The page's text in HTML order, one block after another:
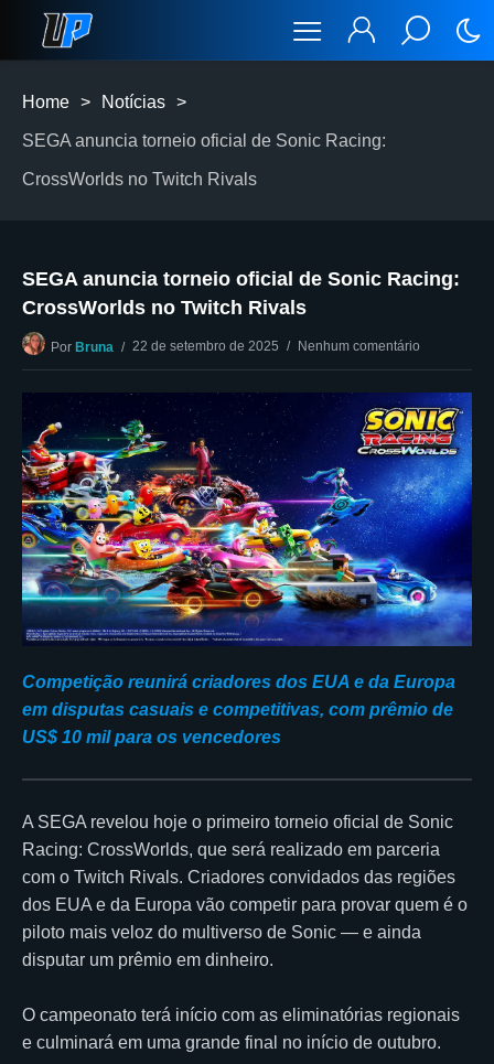
Home > Notícias >
SEGA anuncia torneio oficial de Sonic Racing:
CrossWorlds no Twitch Rivals
SEGA anuncia torneio oficial de Sonic Racing:
CrossWorlds no Twitch Rivals
Por Bruna 22 de setembro de 2025 Nenhum comentário
Competição reunirá criadores dos EUA e da Europa
em disputas casuais e competitivas, com prêmio de
US$ 10 mil para os vencedores
A SEGA revelou hoje o primeiro torneio oficial de Sonic
Racing: CrossWorlds, que será realizado em parceria
com o Twitch Rivals. Criadores convidados das regiões
dos EUA e da Europa vão competir para provar quem é o
piloto mais veloz do multiverso de Sonic — e ainda
disputar um prêmio em dinheiro.
O campeonato terá início com as eliminatórias regionais
e culminará em uma grande final no início de outubro.